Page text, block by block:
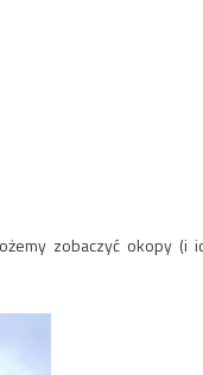
zobaczyć okopy (i